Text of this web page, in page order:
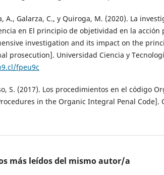
A., Galarza, C., y Quiroga, M. (2020). La
en El principio de objetividad en la acción
investigation and its impact on the
prosecution]. Universidad Ciencia y
fpeu9c
S. (2017). Los procedimientos en el código
in the Organic Integral Penal Code].
más leídos del mismo autor/a